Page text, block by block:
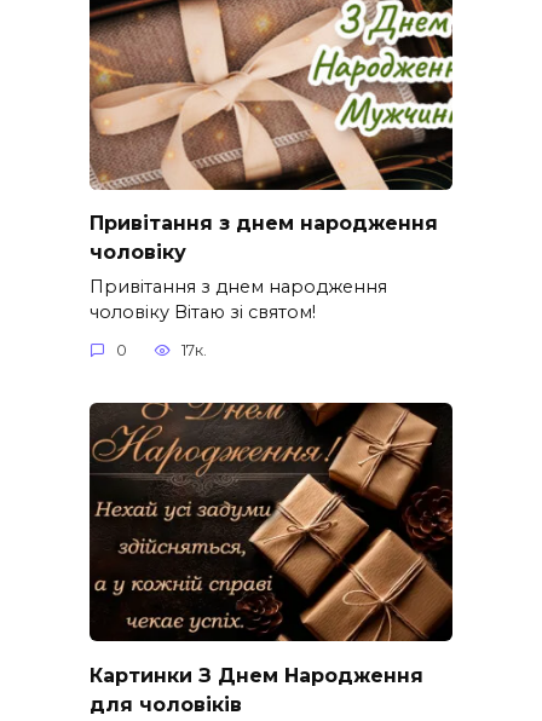
Привітання з днем народження
чоловіку
Привітання з днем народження
чоловіку Вітаю зі святом!
0 17к.
Картинки З Днем Народження
для чоловіків​